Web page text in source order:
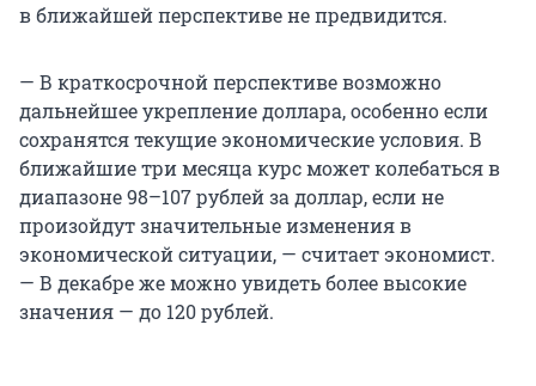
в ближайшей перспективе не предвидится.
— В краткосрочной перспективе возможно
дальнейшее укрепление доллара, особенно если
сохранятся текущие экономические условия. В
ближайшие три месяца курс может колебаться в
диапазоне 98–107 рублей за доллар, если не
произойдут значительные изменения в
экономической ситуации, — считает экономист.
— В декабре же можно увидеть более высокие
значения — до 120 рублей.